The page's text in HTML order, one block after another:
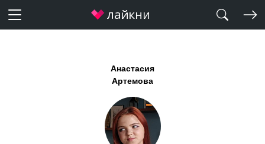
Анастасия
Артемова